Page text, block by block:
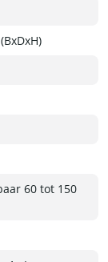
staat HCB
en biedt
en gasten de
60 tot 150